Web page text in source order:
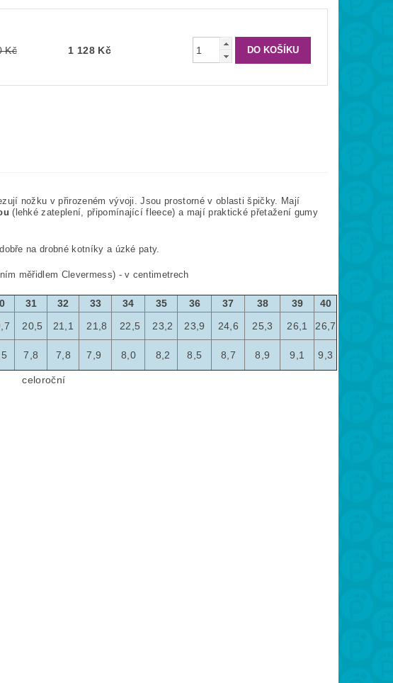
Kč 1 128 Kč
nožku v přirozeném vývoji. Jsou prostorné v oblasti špičky. Mají
(lehké zateplení, připomínající fleece) a mají praktické přetažení gumy
na drobné kotníky a úzké paty.
měřidlem Clevermess) - v centimetrech
31 32 33 34 35 36 37 38 39
40
20,5 21,1 21,8 22,5 23,2 23,9 24,6 25,3 26,1 26,7
7,8 7,8 7,9 8,0 8,2 8,5 8,7 8,9 9,1 9,3
celoroční